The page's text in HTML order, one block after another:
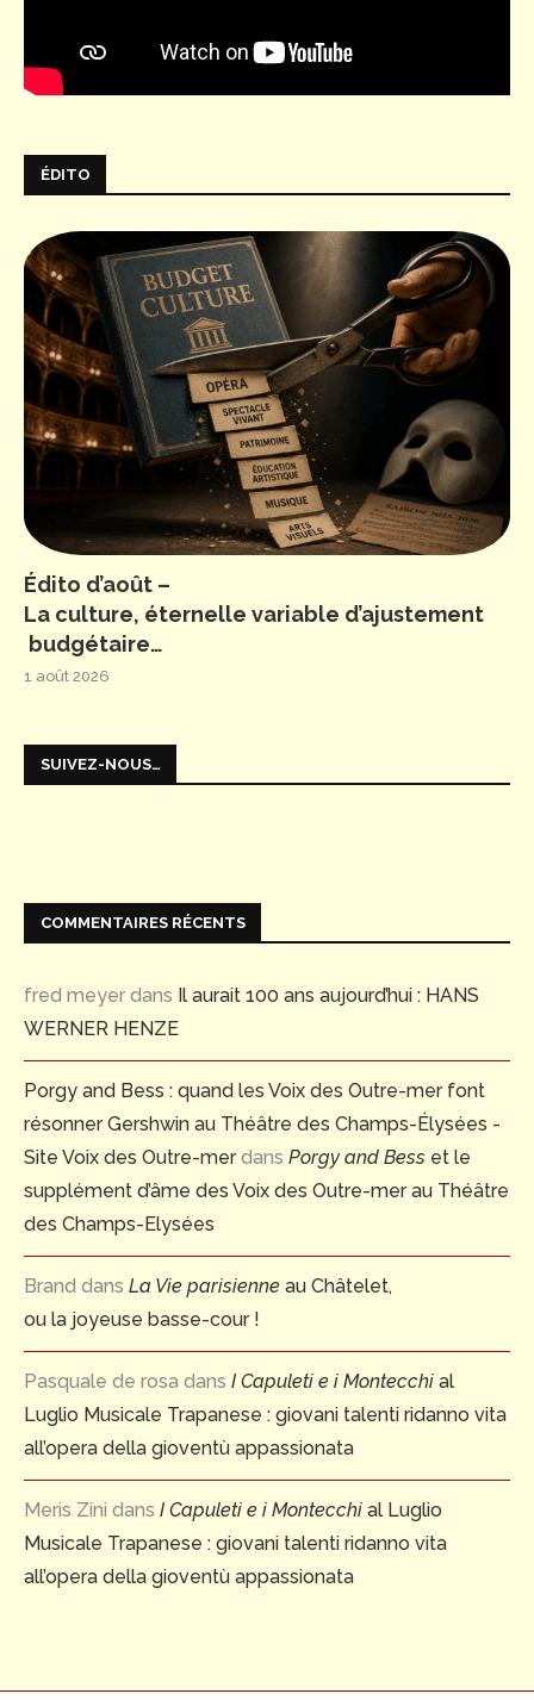
ÉDITO
Édito d’août –
La culture, éternelle variable d’ajustement
budgétaire…
1 août 2026
SUIVEZ-NOUS…
COMMENTAIRES RÉCENTS
fred meyer dans Il aurait 100 ans aujourd’hui : HANS
WERNER HENZE
Porgy and Bess : quand les Voix des Outre-mer font
résonner Gershwin au Théâtre des Champs-Élysées -
Site Voix des Outre-merdans Porgy and Bess et le
supplément d’âme des Voix des Outre-mer au Théâtre
des Champs-Elysées
Brand dans La Vie parisienne au Châtelet,
ou la joyeuse basse-cour !
Pasquale de rosa dans I Capuleti e i Montecchi al
Luglio Musicale Trapanese : giovani talenti ridanno vita
all’opera della gioventù appassionata
Meris Zini dans I Capuleti e i Montecchi al Luglio
Musicale Trapanese : giovani talenti ridanno vita
all’opera della gioventù appassionata